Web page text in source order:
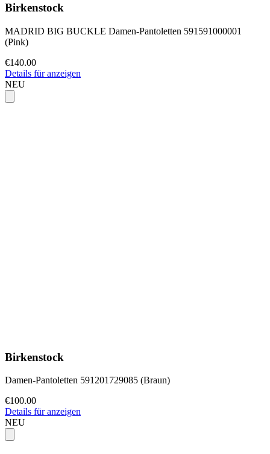
Birkenstock
MADRID BIG BUCKLE Damen-Pantoletten 591591000001
(Pink)
€140.00
Details für anzeigen
NEU
Birkenstock
Damen-Pantoletten 591201729085 (Braun)
€100.00
Details für anzeigen
NEU